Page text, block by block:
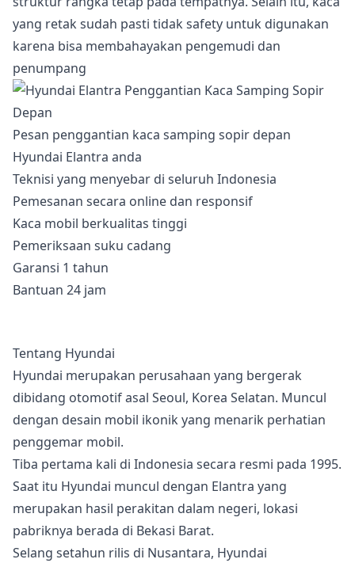
yang retak sudah pasti tidak safety untuk digunakan
karena bisa membahayakan pengemudi dan
penumpang
Pesan penggantian kaca samping sopir depan
Hyundai Elantra anda
Teknisi yang menyebar di seluruh Indonesia
Pemesanan secara online dan responsif
Kaca mobil berkualitas tinggi
Pemeriksaan suku cadang
Garansi 1 tahun
Bantuan 24 jam
Tentang Hyundai
Hyundai merupakan perusahaan yang bergerak
dibidang otomotif asal Seoul, Korea Selatan. Muncul
dengan desain mobil ikonik yang menarik perhatian
penggemar mobil.
Tiba pertama kali di Indonesia secara resmi pada 1995.
Saat itu Hyundai muncul dengan Elantra yang
merupakan hasil perakitan dalam negeri, lokasi
pabriknya berada di Bekasi Barat.
Selang setahun rilis di Nusantara, Hyundai